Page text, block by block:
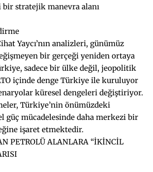
bir stratejik manevra alanı
Yaycı’nın analizleri, günümüz
bir gerçeği yeniden ortaya
sadece bir ülke değil, jeopolitik
içinde denge Türkiye ile kuruluyor
küresel dengeleri değiştiriyor.
Türkiye’nin önümüzdeki
güç mücadelesinde daha merkezi bir
işaret etmektedir.
PETROLÜ ALANLARA “İKİNCİL